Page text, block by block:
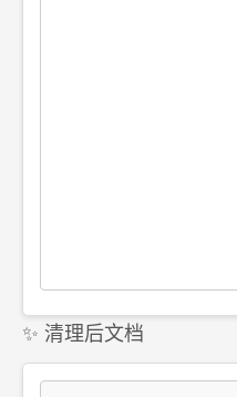
✨ 清理后文档